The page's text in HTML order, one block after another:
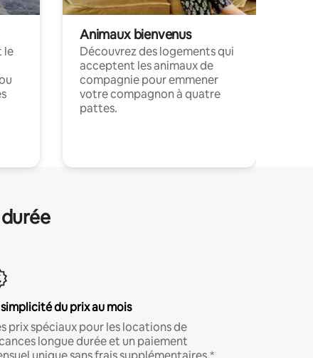
le
Animaux bienvenus
Découvrez des logements qui
acceptent les animaux de
compagnie pour emmener
votre compagnon à quatre
pattes.
simplicité du prix au mois
prix spéciaux pour les locations de
longue durée et un paiement